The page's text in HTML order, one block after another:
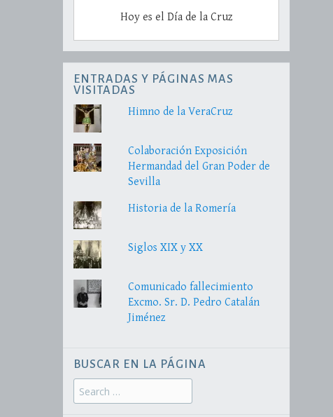
Hoy es el Día de la Cruz
ENTRADAS Y PÁGINAS MAS
VISITADAS
Himno de la VeraCruz
Colaboración Exposición
Hermandad del Gran Poder de
Sevilla
Historia de la Romería
Siglos XIX y XX
Comunicado fallecimiento
Excmo. Sr. D. Pedro Catalán
Jiménez
BUSCAR EN LA PÁGINA
Search
for: